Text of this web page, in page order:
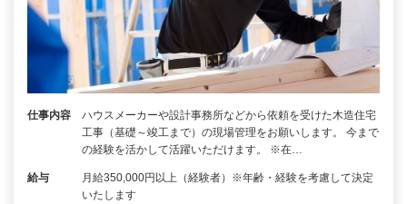
仕事内容
ハウスメーカーや設計事務所などから依頼を受けた木造住宅
工事（基礎～竣工まで）の現場管理をお願いします。 今まで
の経験を活かして活躍いただけます。 ※在…
給与
月給350,000円以上（経験者）※年齢・経験を考慮して決定
いたします